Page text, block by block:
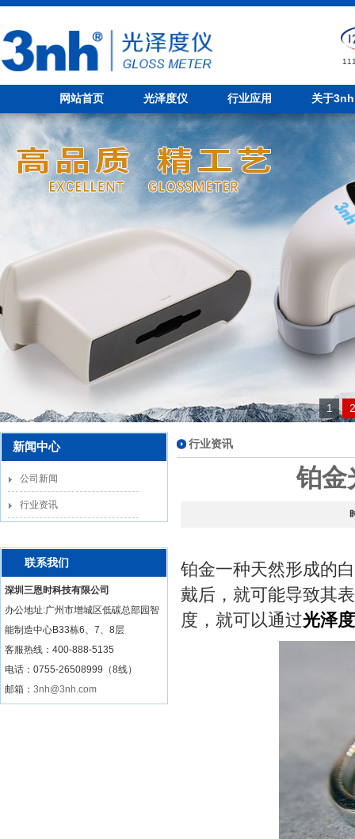
网站首页 光泽度仪 行业应用 关于3nh
1 2
新闻中心
公司新闻
行业资讯
联系我们
深圳三恩时科技有限公司
办公地址:广州市增城区低碳总部园智
能制造中心B33栋6、7、8层
客服热线： 400-888-5135
电话：0755-26508999（8线）
邮箱： 3nh@3nh.com
行业资讯
铂金
铂金一种天然形成的
戴后，就可能导致其
度，就可以通过光泽